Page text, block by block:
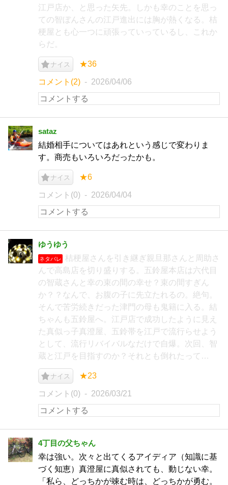
江戸店か、と思った矢先。しかも幸のことを思っ
ての智ぼんさんの江戸進出には胸が熱くなる。桔
梗屋とも心一つに頑張っていっているし、これか
らだ。
ナイス ★36
コメント(2) 2026/04/06
sataz
結婚相手についてはあれという感じで変わりま
す。商売もいろいろだったかも。
ナイス ★6
コメント(0) 2026/04/04
ゆうゆう
ネタバレ
桔梗屋さんを引き継ぎ親旦那さんと周助さ
んで高島店を切り盛りする。五鈴屋本店は六代目
の智蔵さんと幸の束の間の幸せ？束の間すぎん
か？？なんで、お腹の子に先立たれるの。絶句。
そんで苦労続きだった津門の母も鬼籍に入る。結
ちゃんも五鈴屋へ。江戸店で成功したように見え
た真似っ子真澄屋、五鈴帯を江戸で流行らせよう
として、流行リバイバルなだけで自爆。次回、智
蔵と江戸を目指すのか？それとも倒れたって…
ナイス ★23
コメント(0) 2026/03/21
4丁目の父ちゃん
幸は強い。次々と出てくるアイディア（知識に基
づく知恵）真澄屋に真似されても、動じない幸。
「私ら、どっちかが竦む時は、どっちかが勇む。